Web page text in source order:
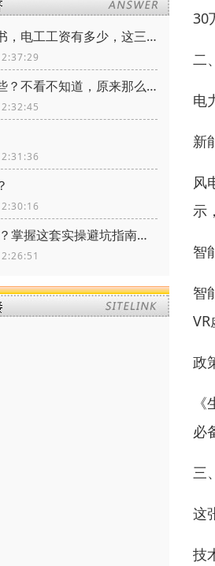
电工最吃香的三个证书，电工工资有多少，这三个证书让你月薪多少
电工能干的岗位有哪些？不看不知道，原来那么多
2026电工考证难不难？掌握这套实操避坑指南，拿证快人一步
30
二
电
新
风
示
智
智
政
必
三
这
技